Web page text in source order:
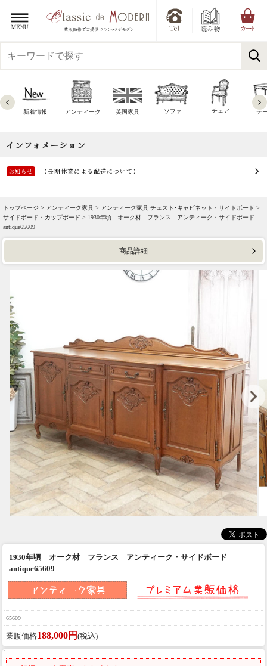
新着情報 アンティーク 英国家具 ソファ チェア テ
トップページ > アンティーク家具 > アンティーク家具 チェスト･キャビネット・サイドボード >
サイドボード・カップボード > 1930年頃 オーク材 フランス アンティーク・サイドボード
antique65609
商品詳細
1930年頃 オーク材 フランス アンティーク・サイドボード
antique65609
65609
業販価格188,000円 (税込)